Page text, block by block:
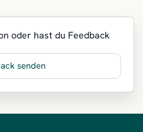
oder hast du Feedback
senden